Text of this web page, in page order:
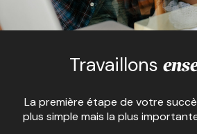
Travaillons
La première étape de votre
plus simple mais la plus